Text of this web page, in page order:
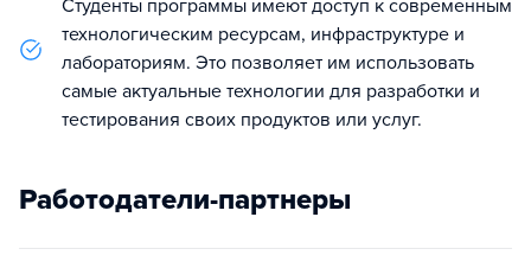
Студенты программы имеют доступ к современным
технологическим ресурсам, инфраструктуре и
лабораториям. Это позволяет им использовать
самые актуальные технологии для разработки и
тестирования своих продуктов или услуг.
Работодатели-партнеры